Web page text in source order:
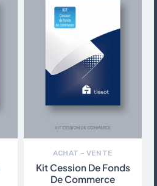
ACHAT – VENTE
Kit Cession De Fonds
De Commerce